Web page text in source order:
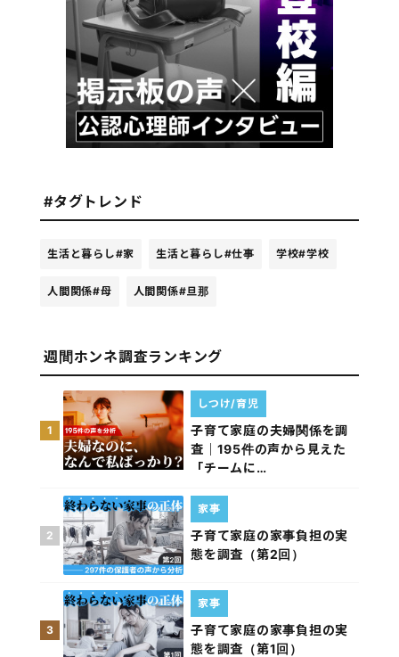
#タグトレンド
生活と暮らし#家 生活と暮らし#仕事 学校#学校
人間関係#母 人間関係#旦那
週間ホンネ調査ランキング
1
子育て家庭の夫婦関係を調
査｜195件の声から見えた
「チームに…
しつけ/育児
2
子育て家庭の家事負担の実
態を調査（第2回）
家事
3
子育て家庭の家事負担の実
態を調査（第1回）
家事